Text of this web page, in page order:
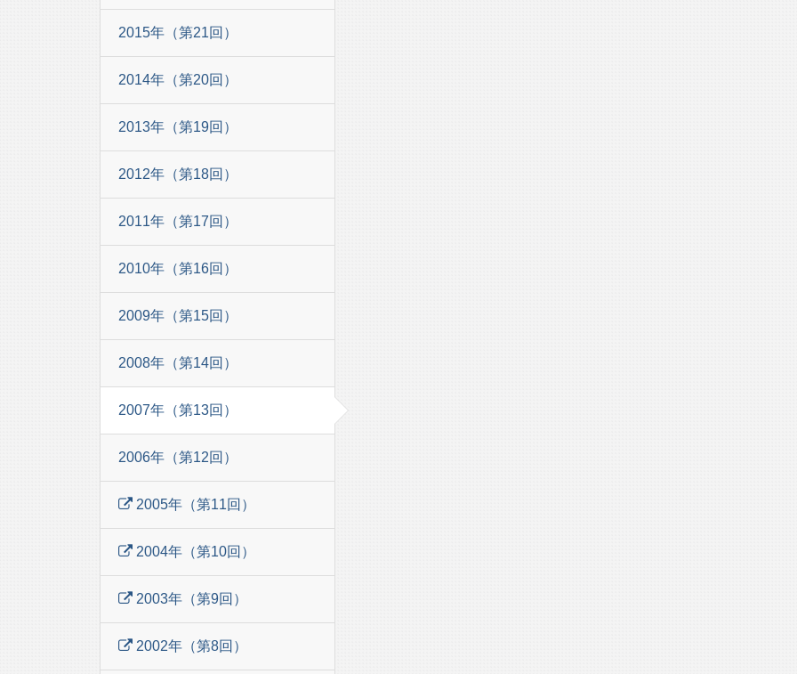
2015年（第21回）
2014年（第20回）
2013年（第19回）
2012年（第18回）
2011年（第17回）
2010年（第16回）
2009年（第15回）
2008年（第14回）
2007年（第13回）
2006年（第12回）
2005年（第11回）
2004年（第10回）
2003年（第9回）
2002年（第8回）